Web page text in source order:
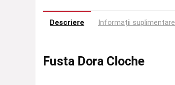
Descriere Informații suplimentare
Fusta Dora Cloche